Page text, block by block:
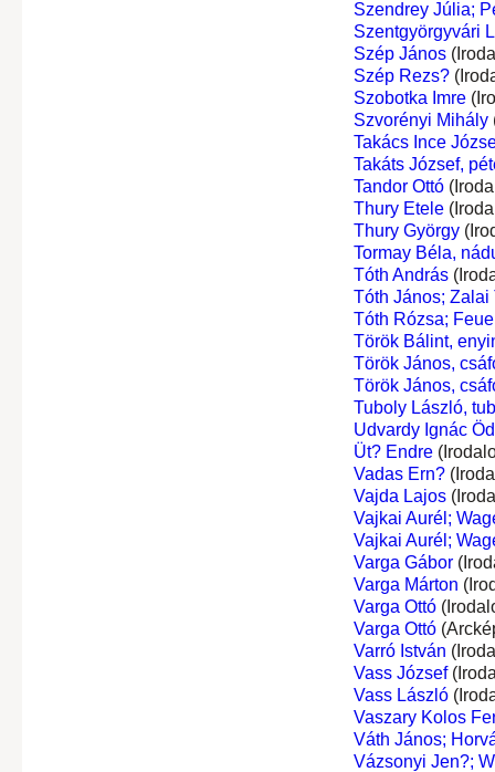
Szendrey Júlia;
Szentgyörgyvári
Szép János
Szép Rezs?
Szobotka Imre
Szvorényi Mihály
Takács Ince
Takáts József,
Tandor Ottó
Thury Etele
Thury György
Tormay Béla,
Tóth András
Tóth János; Zalai
Tóth Rózsa;
Török Bálint,
Török János,
Török János,
Tuboly László,
Udvardy Ignác
Üt? Endre
Vadas Ern?
Vajda Lajos
Vajkai Aurél;
Vajkai Aurél;
Varga Gábor
Varga Márton
Varga Ottó
Varga Ottó
Varró István
Vass József
Vass László
Vaszary Kolos
Váth János;
Vázsonyi Jen?;